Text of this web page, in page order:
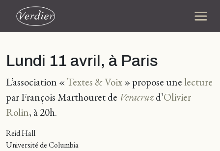
Lundi 11 avril, à Paris
L’association «Textes & Voix» propose une lecture
par François Marthouret de Veracruzd’Olivier
Rolin, à 20h.
Reid Hall
Université de Columbia